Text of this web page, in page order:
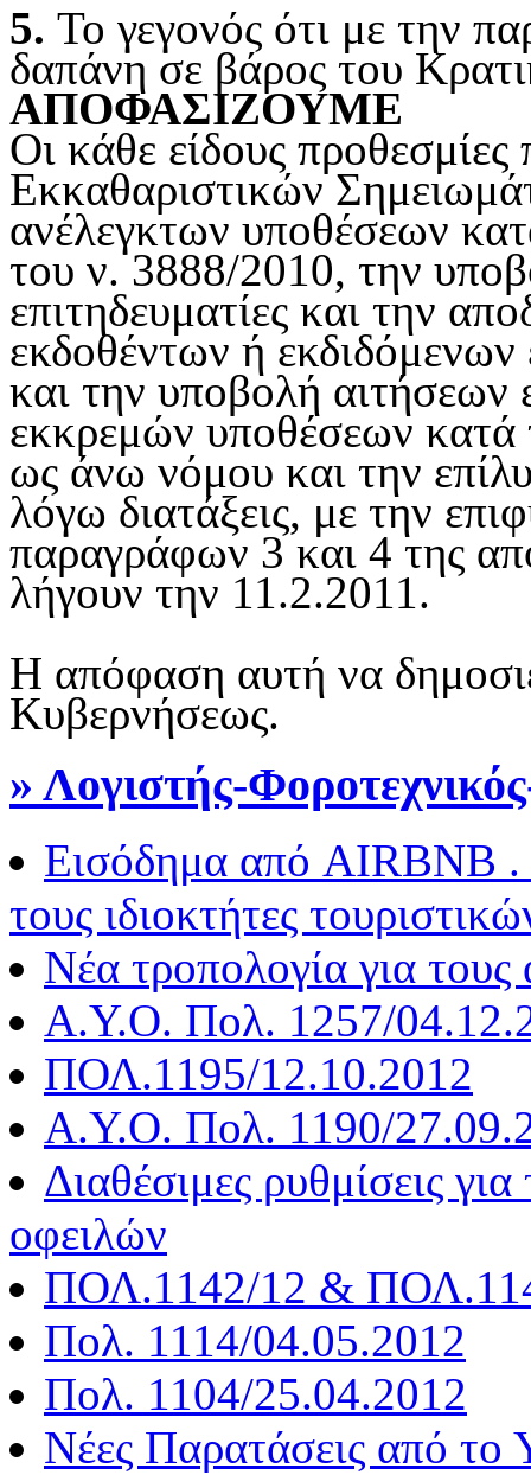
5. Το γεγονός ότι με την
δαπάνη σε βάρος του
ΑΠΟΦΑΣΙΖΟΥΜΕ
Οι κάθε είδους
Εκκαθαριστικών
ανέλεγκτων υποθέσεων
του ν. 3888/2010, την
επιτηδευματίες και την
εκδοθέντων ή
και την υποβολή αιτήσεων
εκκρεμών υποθέσεων κατά
ως άνω νόμου και την
λόγω διατάξεις, με την
παραγράφων 3 και 4 της
λήγουν την 11.2.2011.
Η απόφαση αυτή να
Κυβερνήσεως.
» Λογιστής-
Εισόδημα από AIRBNB
τους ιδιοκτήτες
Νέα τροπολογία για τους
Α.Υ.Ο. Πολ. 1257/
ΠΟΛ.1195/12.10.2012
Α.Υ.Ο. Πολ. 1190/
Διαθέσιμες ρυθμίσεις
οφειλών
ΠΟΛ.1142/12 &
Πολ. 1114/04.05.2012
Πολ. 1104/25.04.2012
Νέες Παρατάσεις από το